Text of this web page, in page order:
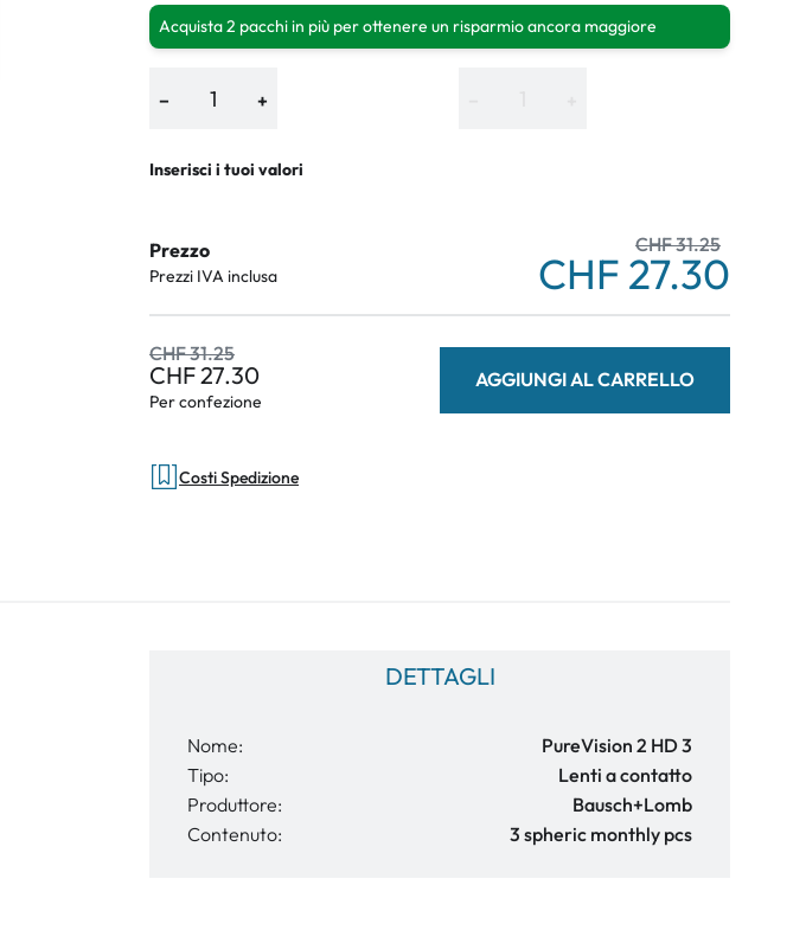
Acquista 2 pacchi in più per ottenere un risparmio ancora maggiore
− +
Inserisci i tuoi valori
Prezzo
Prezzi IVA inclusa
CHF 31.25
CHF 27.30
CHF 31.25
CHF 27.30
Per confezione
AGGIUNGI AL CARRELLO
Costi Spedizione
DETTAGLI
Nome:
PureVision 2 HD 3
Tipo:
Lenti a contatto
Produttore:
Bausch+Lomb
Contenuto:
3 spheric monthly pcs